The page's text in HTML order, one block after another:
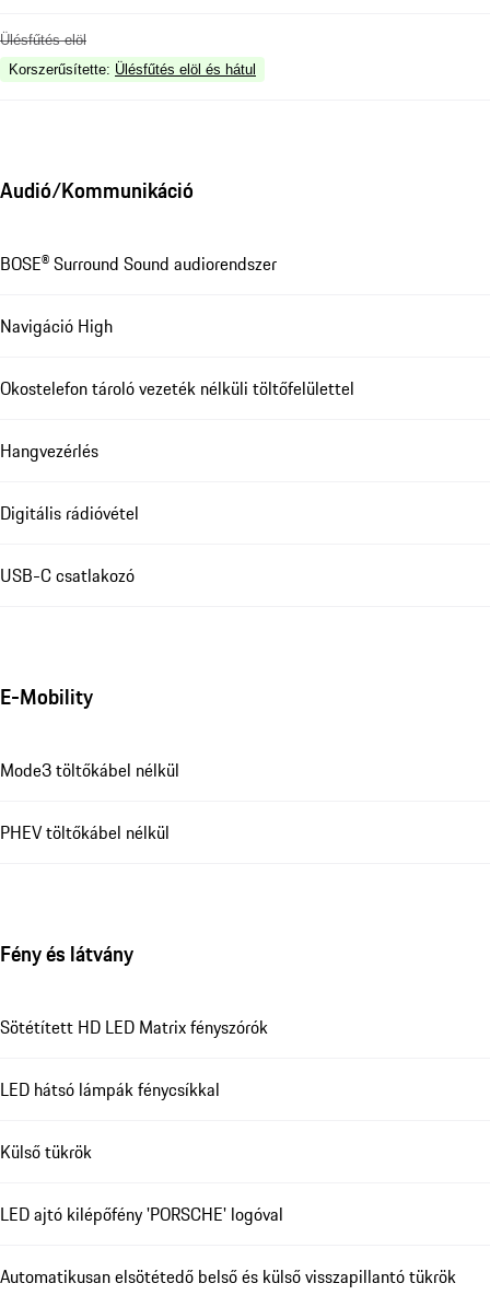
Ülésfűtés elöl
Korszerűsítette: Ülésfűtés elöl és hátul
Audió/Kommunikáció
BOSE® Surround Sound audiorendszer
Navigáció High
Okostelefon tároló vezeték nélküli töltőfelülettel
Hangvezérlés
Digitális rádióvétel
USB-C csatlakozó
E-Mobility
Mode3 töltőkábel nélkül
PHEV töltőkábel nélkül
Fény és látvány
Sötétített HD LED Matrix fényszórók
LED hátsó lámpák fénycsíkkal
Külső tükrök
LED ajtó kilépőfény 'PORSCHE' logóval
Automatikusan elsötétedő belső és külső visszapillantó tükrök